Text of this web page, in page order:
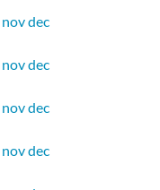
novdec
novdec
novdec
novdec